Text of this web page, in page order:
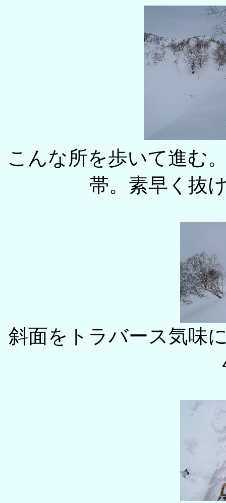
こんな所を歩いて進む
帯。素早く抜
斜面をトラバース気味